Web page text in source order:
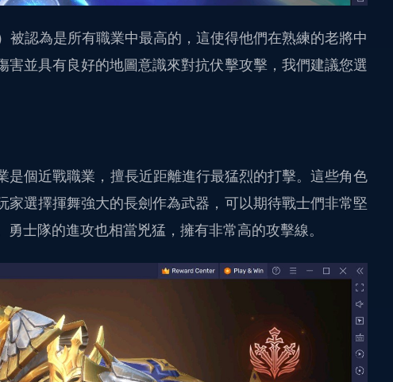
被認為是所有職業中最高的，這使得他們在熟練的老將中
害並具有良好的地圖意識來對抗伏擊攻擊，我們建議您選
是個近戰職業，擅長近距離進行最猛烈的打擊。這些角色
家選擇揮舞強大的長劍作為武器，可以期待戰士們非常堅
士隊的進攻也相當兇猛，擁有非常高的攻擊線。